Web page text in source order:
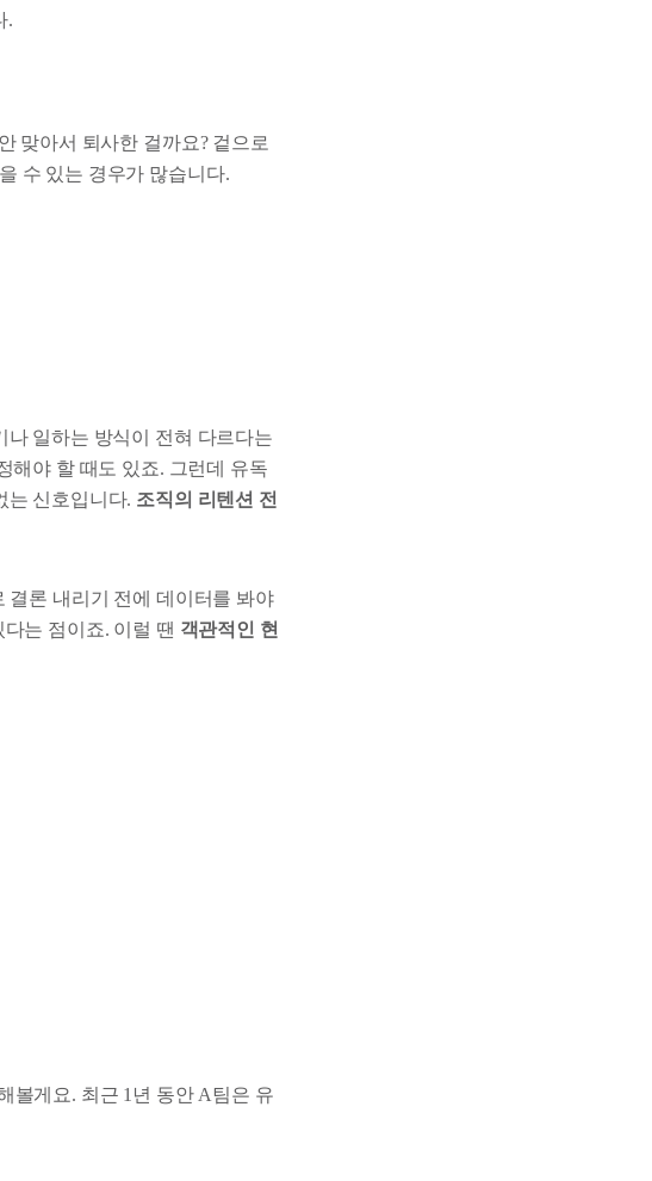
.
맞아서 퇴사한 걸까요? 겉으로
수 있는 경우가 많습니다.
일하는 방식이 전혀 다르다는
해야 할 때도 있죠. 그런데 유독
는 신호입니다. 조직의 리텐션 전
론 내리기 전에 데이터를 봐야
는 점이죠. 이럴 땐 객관적인 현
볼게요. 최근 1년 동안 A팀은 유